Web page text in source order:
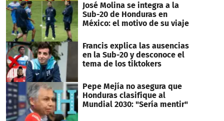
José Molina se integra a la
Sub-20 de Honduras en
México: el motivo de su viaje
Francis explica las ausencias
en la Sub-20 y desconoce el
tema de los tiktokers
Pepe Mejía no asegura que
Honduras clasifique al
Mundial 2030: "Sería mentir"